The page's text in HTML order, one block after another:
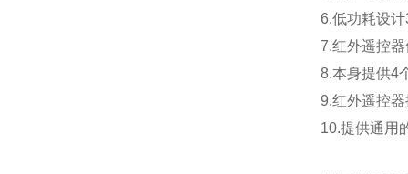
6.低功耗设
7.红外遥控
8.本身提供4
9.红外遥控器
10.提供通用